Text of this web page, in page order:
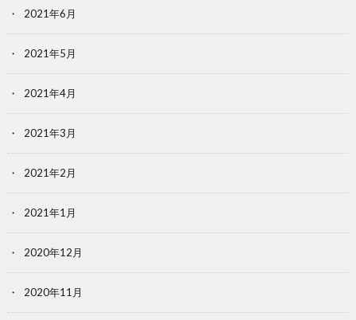
2021年6月
2021年5月
2021年4月
2021年3月
2021年2月
2021年1月
2020年12月
2020年11月